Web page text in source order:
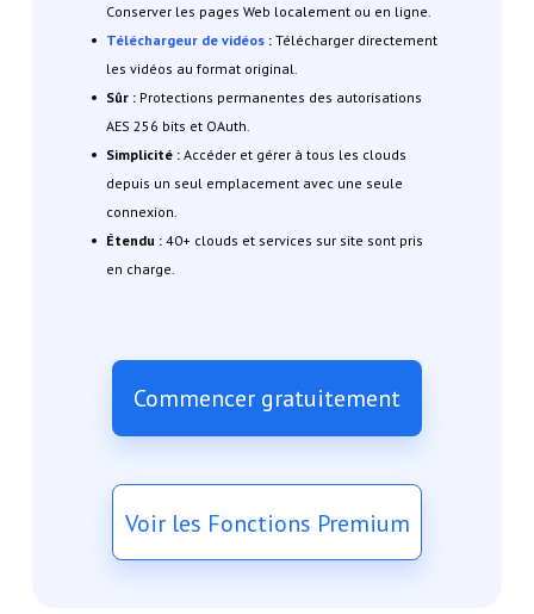
Conserver les pages Web localement ou en ligne.
Téléchargeur de vidéos:Télécharger directement
les vidéos au format original.
Sûr :Protections permanentes des autorisations
AES 256 bits et OAuth.
Simplicité : Accéder et gérer à tous les clouds
depuis un seul emplacement avec une seule
connexion.
Étendu : 40+ clouds et services sur site sont pris
en charge.
Commencer gratuitement
Voir les Fonctions Premium